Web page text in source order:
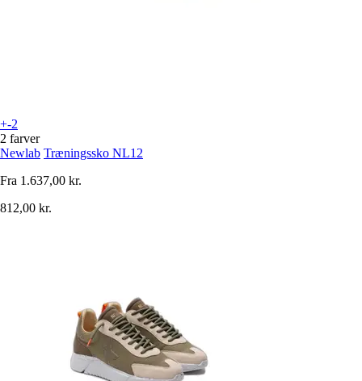
+-2
2 farver
Newlab Træningssko NL12
Fra 1.637,00 kr.
812,00 kr.